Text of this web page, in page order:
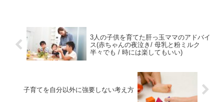
3人の子供を育てた肝っ玉ママのアドバイ
ス(赤ちゃんの夜泣き/ 母乳と粉ミルク
半々でも / 時には楽してもいい)
子育てを自分以外に強要しない考え方